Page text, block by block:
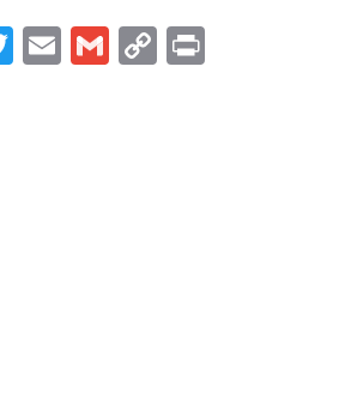
Twitter
EmailGmail
Copy